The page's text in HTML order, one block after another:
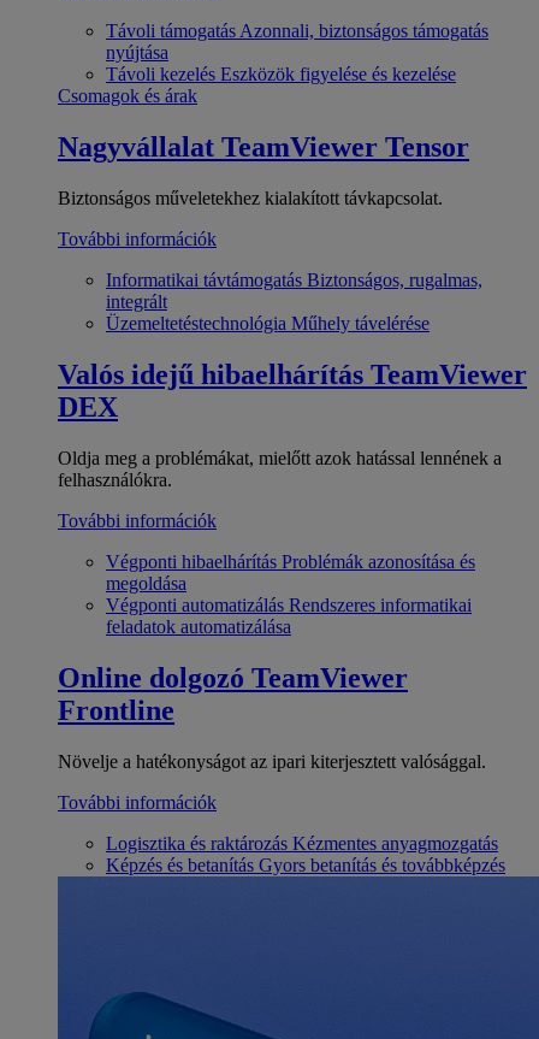
Távoli támogatás Azonnali, biztonságos támogatás
nyújtása
Távoli kezelés Eszközök figyelése és kezelése
Csomagok és árak
Nagyvállalat TeamViewer Tensor
Biztonságos műveletekhez kialakított távkapcsolat.
További információk
Informatikai távtámogatás Biztonságos, rugalmas,
integrált
Üzemeltetéstechnológia Műhely távelérése
Valós idejű hibaelhárítás TeamViewer
DEX
Oldja meg a problémákat, mielőtt azok hatással lennének a
felhasználókra.
További információk
Végponti hibaelhárítás Problémák azonosítása és
megoldása
Végponti automatizálás Rendszeres informatikai
feladatok automatizálása
Online dolgozó TeamViewer
Frontline
Növelje a hatékonyságot az ipari kiterjesztett valósággal.
További információk
Logisztika és raktározás Kézmentes anyagmozgatás
Képzés és betanítás Gyors betanítás és továbbképzés